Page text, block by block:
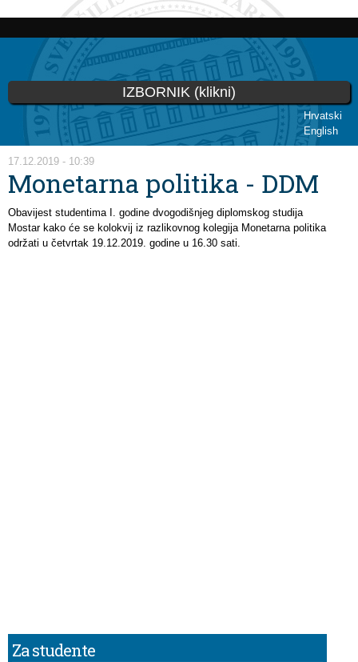
Skip to
content
Hrvatski
English
IZBORNIK (klikni)
You are here
17.12.2019 - 10:39
Monetarna politika - DDM
Obavijest studentima I. godine dvogodišnjeg diplomskog studija
Mostar kako će se kolokvij iz razlikovnog kolegija Monetarna politika
održati u četvrtak 19.12.2019. godine u 16.30 sati.
Za studente